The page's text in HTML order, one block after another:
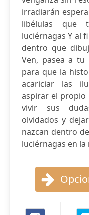
irradiarán
libélulas que
luciérnagas Y al
dentro que
Ven, pasea a
para que la
acariciar las
aspirar el propio
vivir sus
olvidados y
nazcan dentro
luciérnagas en